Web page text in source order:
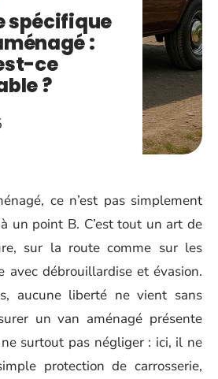
spécifique
:
ce
?
ce n’est pas simplement
un point B. C’est tout un art de
sur la route comme sur les
avec débrouillardise et évasion.
aucune liberté ne vient sans
un van aménagé présente
surtout pas négliger : ici, il ne
protection de carrosserie,